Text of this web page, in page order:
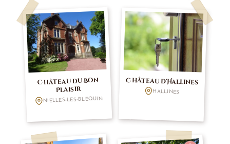
Château du Bon
Plaisir
NIELLES-LES-BLEQUIN
Château d'Hallines
HALLINES